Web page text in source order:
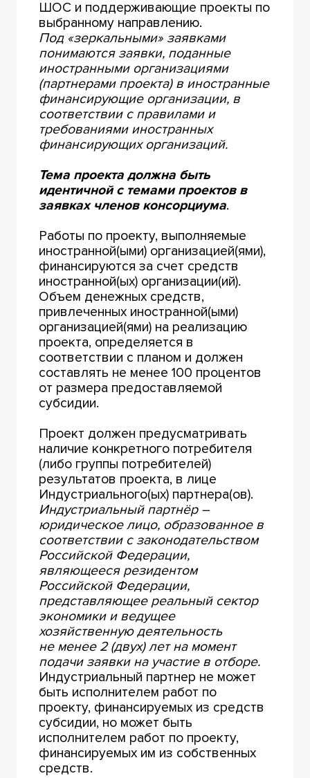
ШОС и поддерживающие проекты по
выбранному направлению.
Под «зеркальными» заявками
понимаются заявки, поданные
иностранными организациями
(партнерами проекта) в иностранные
финансирующие организации, в
соответствии с правилами и
требованиями иностранных
финансирующих организаций.
Тема проекта должна быть
идентичной с темами проектов в
заявках членов консорциума.
Работы по проекту, выполняемые
иностранной(ыми) организацией(ями),
финансируются за счет средств
иностранной(ых) организации(ий).
Объем денежных средств,
привлеченных иностранной(ыми)
организацией(ями) на реализацию
проекта, определяется в
соответствии с планом и должен
составлять не менее 100 процентов
от размера предоставляемой
субсидии.
Проект должен предусматривать
наличие конкретного потребителя
(либо группы потребителей)
результатов проекта, в лице
Индустриального(ых) партнера(ов).
Индустриальный партнёр –
юридическое лицо, образованное в
соответствии с законодательством
Российской Федерации,
являющееся резидентом
Российской Федерации,
представляющее реальный сектор
экономики и ведущее
хозяйственную деятельность
не менее 2 (двух) лет на момент
подачи заявки на участие в отборе.
Индустриальный партнер не может
быть исполнителем работ по
проекту, финансируемых из средств
субсидии, но может быть
исполнителем работ по проекту,
финансируемых им из собственных
средств.